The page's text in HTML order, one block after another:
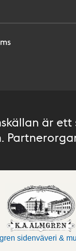
är
sidenväveri &